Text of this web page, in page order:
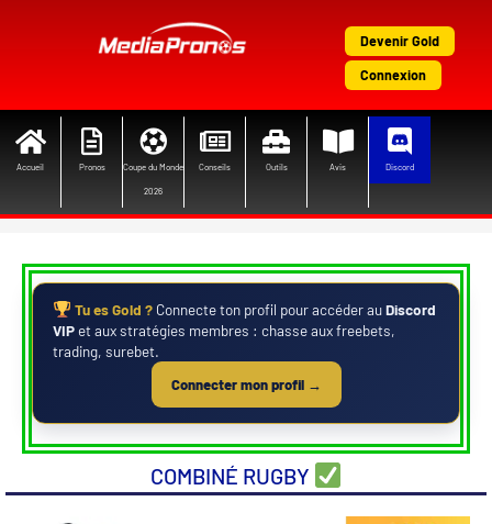
Devenir Gold
Connexion
Accueil Pronos Coupe du Monde
2026
Conseils Outils Avis Discord
Tu es Gold ? Connecte ton profil pour accéder auDiscord
VIPet aux stratégies membres : chasse aux freebets,
trading, surebet.
Connecter mon profil →
COMBINÉ RUGBY